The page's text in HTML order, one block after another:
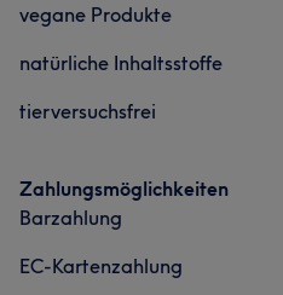
Portfolio
vegane Produkte
natürliche Inhaltsstoffe
tierversuchsfrei
Zahlungsmöglichkeiten
Barzahlung
EC-Kartenzahlung